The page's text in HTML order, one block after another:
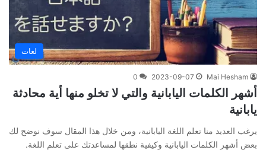
لغات
Mai Hesham
2023-09-07
0
أشهر الكلمات اليابانية والتي لا تخلو منها أية محادثة
يابانية
يرغب العديد منا تعلم اللغة اليابانية، ومن خلال هذا المقال سوف نوضح لك
بعض أشهر الكلمات اليابانية وكيفية نطقها لمساعدتك على تعلم اللغة.